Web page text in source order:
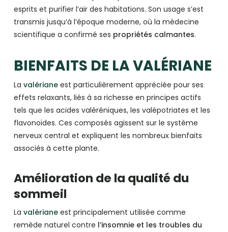
esprits et purifier l’air des habitations. Son usage s’est
transmis jusqu’à l’époque moderne, où la médecine
scientifique a confirmé ses propriétés calmantes.
BIENFAITS DE LA VALÉRIANE
La valérianeest particulièrement appréciée pour ses
effets relaxants, liés à sa richesse en principes actifs
tels que les acides valéréniques, les valépotriates et les
flavonoïdes. Ces composés agissent sur le système
nerveux central et expliquent les nombreux bienfaits
associés à cette plante.
Amélioration de la qualité du
sommeil
La valérianeest principalement utilisée comme
remède naturel contre l’insomnie et les troubles du